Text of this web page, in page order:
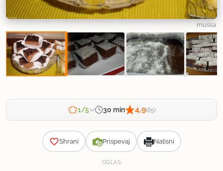
mussa
1/5 30 min 4,9(65)
Shrani Prispevaj Natisni
OGLAS